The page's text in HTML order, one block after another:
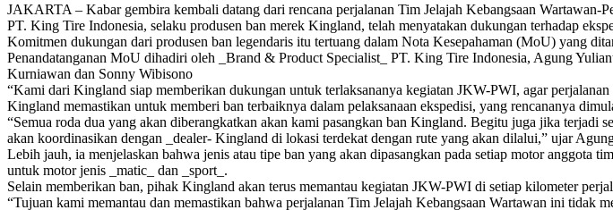
JAKARTA – Kabar gembira kembali datang dari rencana perjalanan Tim Jelajah Kebangsaan Wartawan-
PT. King Tire Indonesia, selaku produsen ban merek Kingland, telah menyatakan dukungan terhadap
Komitmen dukungan dari produsen ban legendaris itu tertuang dalam Nota Kesepahaman (MoU) yang
Penandatanganan MoU dihadiri oleh _Brand & Product Specialist_ PT. King Tire Indonesia, Agung
Kurniawan dan Sonny Wibisono
“Kami dari Kingland siap memberikan dukungan untuk terlaksananya kegiatan JKW-PWI, agar
Kingland memastikan untuk memberi ban terbaiknya dalam pelaksanaan ekspedisi, yang rencananya
“Semua roda dua yang akan diberangkatkan akan kami pasangkan ban Kingland. Begitu juga jika terjadi
akan koordinasikan dengan _dealer- Kingland di lokasi terdekat dengan rute yang akan dilalui,” ujar
Lebih jauh, ia menjelaskan bahwa jenis atau tipe ban yang akan dipasangkan pada setiap motor
untuk motor jenis _matic_ dan _sport_.
Selain memberikan ban, pihak Kingland akan terus memantau kegiatan JKW-PWI di setiap kilometer
“Tujuan kami memantau dan memastikan bahwa perjalanan Tim Jelajah Kebangsaan Wartawan ini